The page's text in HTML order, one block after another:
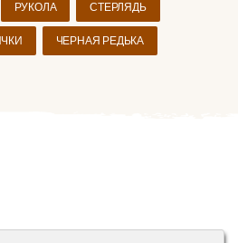
РУКОЛА СТЕРЛЯДЬ
ЧЕРНАЯ РЕДЬКА